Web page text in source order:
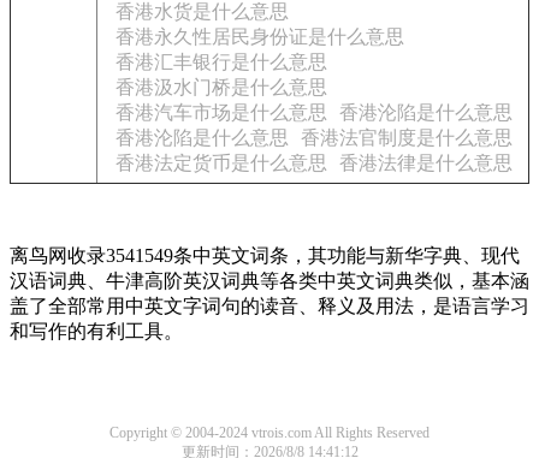
香港水货是什么意思
香港永久性居民身份证是什么意思
香港汇丰银行是什么意思
香港汲水门桥是什么意思
香港汽车市场是什么意思
香港沦陷是什么意思
香港沦陷是什么意思
香港法官制度是什么意思
香港法定货币是什么意思
香港法律是什么意思
离鸟网收录3541549条中英文词条，其功能与新华字典、现代
汉语词典、牛津高阶英汉词典等各类中英文词典类似，基本涵
盖了全部常用中英文字词句的读音、释义及用法，是语言学习
和写作的有利工具。
Copyright © 2004-2024 vtrois.com All Rights Reserved
更新时间：2026/8/8 14:41:12